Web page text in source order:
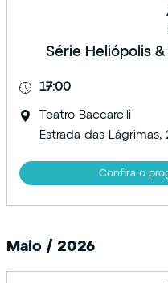
Série Heliópolis
17:00
Teatro Baccarelli
Estrada das Lágrimas,
Confira o
Maio / 2026